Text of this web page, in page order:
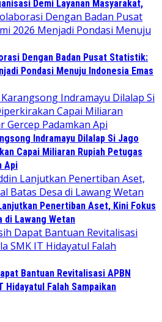
Demi Layanan Masyarakat,
Dengan Badan Pusat Statistik:
Pondasi Menuju Indonesia Emas
Indramayu Dilalap Si Jago
Capai Miliaran Rupiah Petugas
Api
Penertiban Aset, Kini Fokus
di Lawang Wetan
Bantuan Revitalisasi APBN
Hidayatul Falah Sampaikan